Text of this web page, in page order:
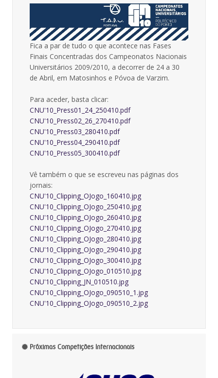
Fica a par de tudo o que acontece nas Fases
Finais Concentradas dos Campeonatos Nacionais
Universitários 2009/2010, a decorrer de 24 a 30
de Abril, em Matosinhos e Póvoa de Varzim.
Para aceder, basta clicar:
CNU'10_Press01_24_250410.pdf
CNU'10_Press02_26_270410.pdf
CNU'10_Press03_280410.pdf
CNU'10_Press04_290410.pdf
CNU'10_Press05_300410.pdf
Vê também o que se escreveu nas páginas dos
jornais:
CNU'10_Clipping_OJogo_160410.jpg
CNU'10_Clipping_OJogo_250410.jpg
CNU'10_Clipping_OJogo_260410.jpg
CNU'10_Clipping_OJogo_270410.jpg
CNU'10_Clipping_OJogo_280410.jpg
CNU'10_Clipping_OJogo_290410.jpg
CNU'10_Clipping_OJogo_300410.jpg
CNU'10_Clipping_OJogo_010510.jpg
CNU'10_Clipping_JN_010510.jpg
CNU'10_Clipping_OJogo_090510_1.jpg
CNU'10_Clipping_OJogo_090510_2.jpg
Próximas Competições Internacionais